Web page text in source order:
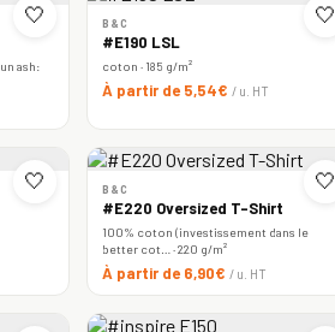
🤍
ash:
🤍
B&C
#E190 LSL
coton · 185 g/m²
À partir de 5,54€ / u. HT
🤍 🤍
B&C
#E220 Oversized T-Shirt
100% coton (investissement dans le
better cot… · 220 g/m²
À partir de 6,90€ / u. HT